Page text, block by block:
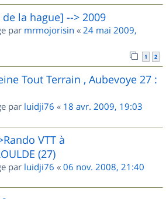
la hague] --> 2009
par mrmojorisin « 24 mai 2009,
1 2
Tout Terrain , Aubevoye 27 :
par luidji76 « 18 avr. 2009, 19:03
VTT à
(27)
par luidji76 « 06 nov. 2008, 21:40